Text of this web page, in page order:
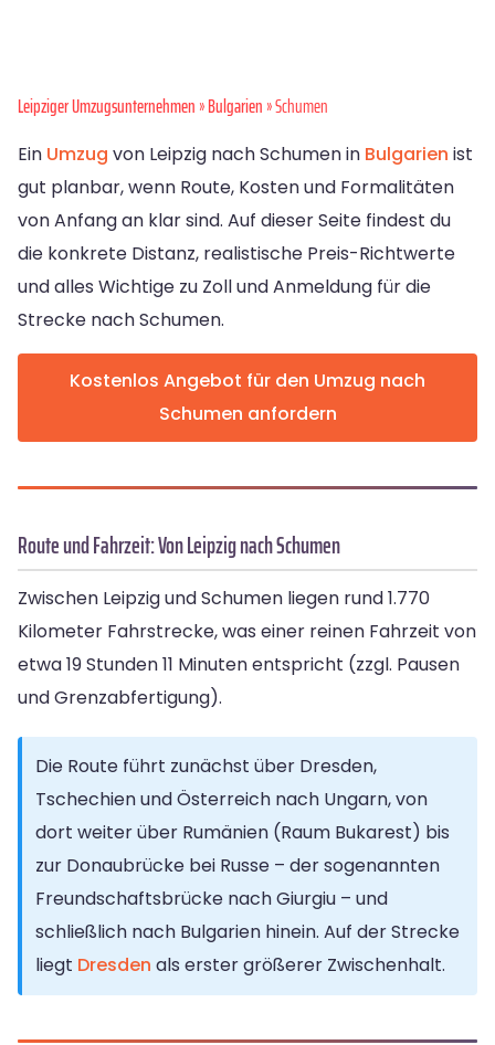
Leipziger Umzugsunternehmen»Bulgarien» Schumen
Ein Umzug von Leipzig nach Schumen in Bulgarien ist
gut planbar, wenn Route, Kosten und Formalitäten
von Anfang an klar sind. Auf dieser Seite findest du
die konkrete Distanz, realistische Preis-Richtwerte
und alles Wichtige zu Zoll und Anmeldung für die
Strecke nach Schumen.
Kostenlos Angebot für den Umzug nach
Schumen anfordern
Route und Fahrzeit: Von Leipzig nach Schumen
Zwischen Leipzig und Schumen liegen rund 1.770
Kilometer Fahrstrecke, was einer reinen Fahrzeit von
etwa 19 Stunden 11 Minuten entspricht (zzgl. Pausen
und Grenzabfertigung).
Die Route führt zunächst über Dresden,
Tschechien und Österreich nach Ungarn, von
dort weiter über Rumänien (Raum Bukarest) bis
zur Donaubrücke bei Russe – der sogenannten
Freundschaftsbrücke nach Giurgiu – und
schließlich nach Bulgarien hinein. Auf der Strecke
liegt Dresden als erster größerer Zwischenhalt.